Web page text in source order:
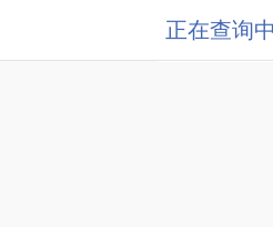
正在查询中